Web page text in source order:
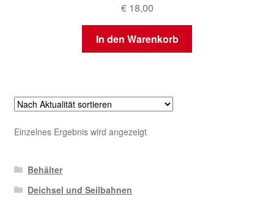
€18,00
In den Warenkorb
Einzelnes Ergebnis wird angezeigt
Behälter
Deichsel und Seilbahnen